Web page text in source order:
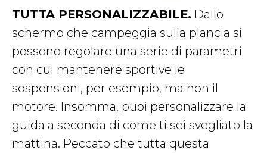
TUTTA PERSONALIZZABILE. Dallo
schermo che campeggia sulla plancia si
possono regolare una serie di parametri
con cui mantenere sportive le
sospensioni, per esempio, ma non il
motore. Insomma, puoi personalizzare la
guida a seconda di come ti sei svegliato la
mattina. Peccato che tutta questa